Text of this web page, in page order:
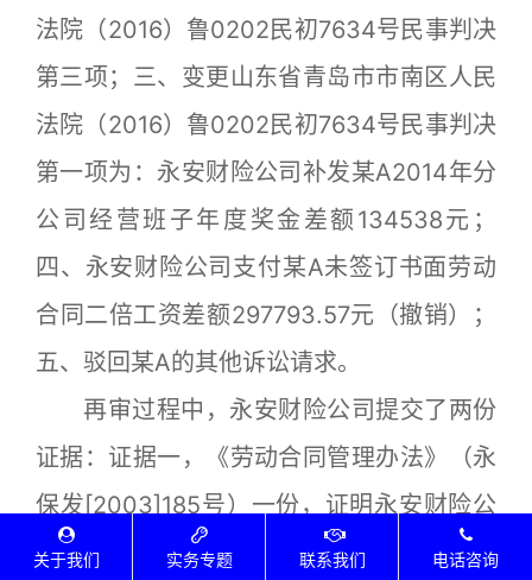
法院（2016）鲁0202民初7634号民事判决
第三项；三、变更山东省青岛市市南区人民
法院（2016）鲁0202民初7634号民事判决
第一项为：永安财险公司补发某A2014年分
公司经营班子年度奖金差额134538元；
四、永安财险公司支付某A未签订书面劳动
合同二倍工资差额297793.57元（撤销）；
五、驳回某A的其他诉讼请求。
再审过程中，永安财险公司提交了两份
证据：证据一，《劳动合同管理办法》（永
保发[2003]185号）一份，证明永安财险公
司、分公司机关部门经理助理及以上人员要
关于我们 实务专题 联系我们 电话咨询